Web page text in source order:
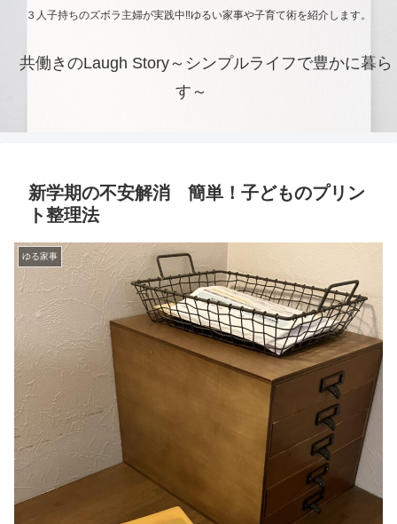
３人子持ちのズボラ主婦が実践中‼ゆるい家事や子育て術を紹介します。
共働きのLaugh Story～シンプルライフで豊かに暮ら
す～
新学期の不安解消 簡単！子どものプリン
ト整理法
ゆる家事